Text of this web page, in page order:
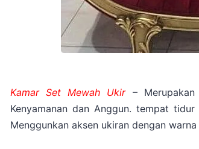
Kamar Set Mewah Ukir– Merupakan
Kenyamanan dan Anggun. tempat
Menggunkan aksen ukiran dengan